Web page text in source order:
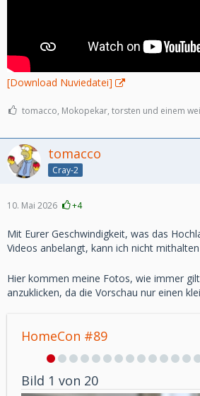
[Download Nuviedatei]
tomacco, Mokopekar, torsten und einem
tomacco
Cray-2
10. Mai 2026 +4
Mit Eurer Geschwindigkeit, was das
Videos anbelangt, kann ich nicht mithalten
Hier kommen meine Fotos, wie immer
anzuklicken, da die Vorschau nur einen
HomeCon #89
Bild 1 von 20